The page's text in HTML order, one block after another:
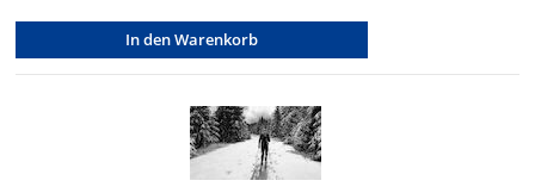
In den Warenkorb